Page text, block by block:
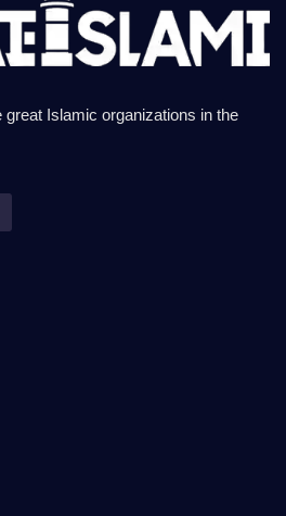
Islamic organizations in the